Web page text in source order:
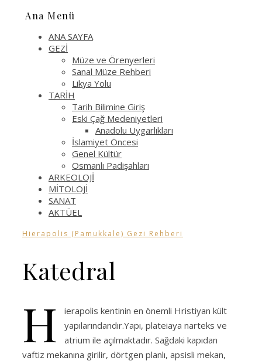
Ana Menü
ANA SAYFA
GEZİ
Müze ve Örenyerleri
Sanal Müze Rehberi
Likya Yolu
TARİH
Tarih Bilimine Giriş
Eski Çağ Medeniyetleri
Anadolu Uygarlıkları
İslamiyet Öncesi
Genel Kültür
Osmanlı Padişahları
ARKEOLOJİ
MİTOLOJİ
SANAT
AKTÜEL
Hierapolis (Pamukkale) Gezi Rehberi
Katedral
H
ierapolis kentinin en önemli Hristiyan kült
yapılarındandır.Yapı, plateiaya narteks ve
atrium ile açılmaktadır. Sağdaki kapıdan
vaftiz mekanına girilir, dörtgen planlı, apsisli mekan,